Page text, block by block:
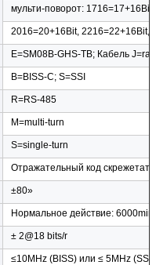
мульти-поворот:
2016=20+16Bit, 2216=22+16Bit,
E=SM08B-GHS-TB; Кабель
B=BISS-C; S=SSI
R=RS-485
M=multi-turn
S=single-turn
Отражательный код скрежетать
±80»
Нормальное действие:
± 2@18 bits/r
≤10MHz (BISS) или ≤ 5MHz (SSI)